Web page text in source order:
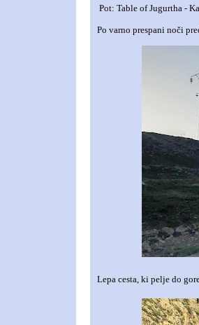
Pot: Table ofJugurtha-
Po varno prespani noči
Lepa cesta, ki pelje do